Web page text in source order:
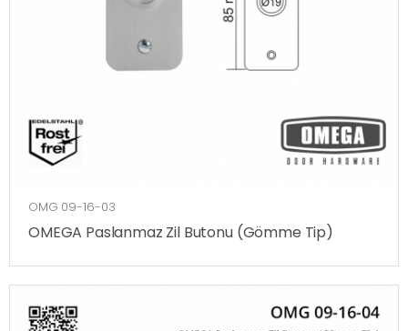
OMG 09-16-03
OMEGA Paslanmaz Zil Butonu (Gömme Tip)